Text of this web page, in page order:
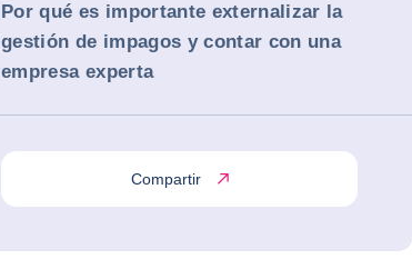
Por qué es importante externalizar la
gestión de impagos y contar con una
empresa experta
Compartir